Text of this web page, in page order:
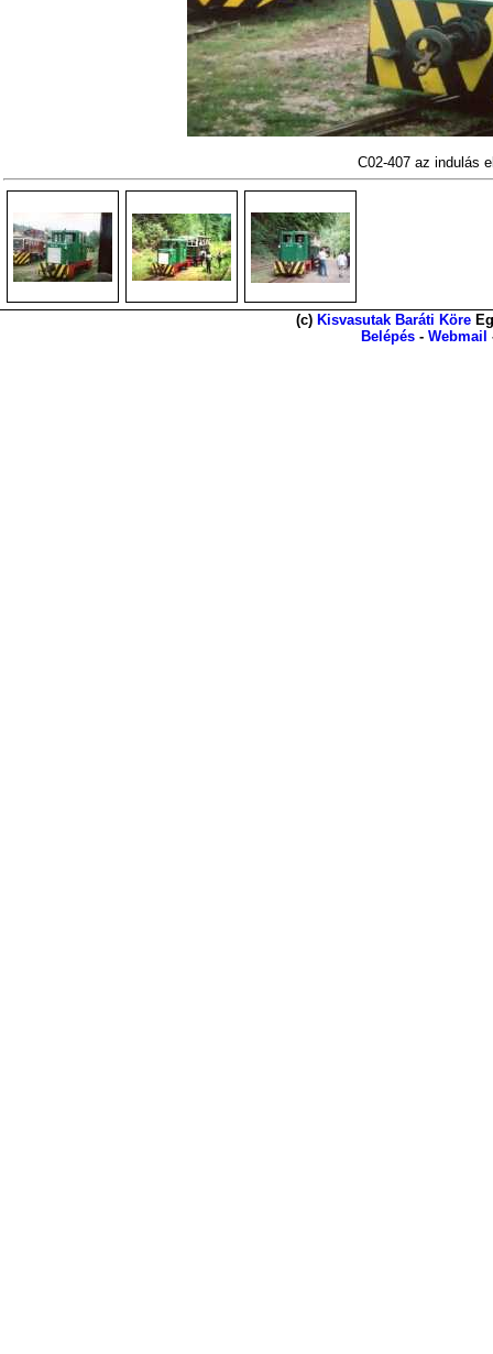
C02-407 az indulás
(c) Kisvasutak Baráti Köre
Belépés - Webmail